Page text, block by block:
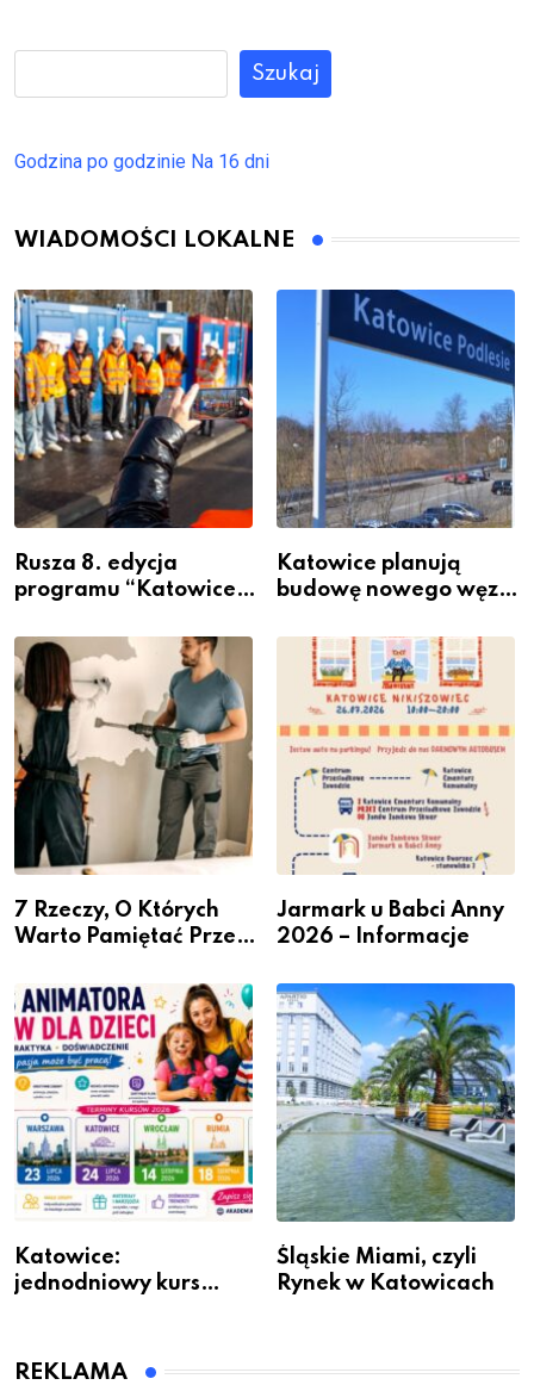
Szukaj
Godzina po godzinie Na 16 dni
WIADOMOŚCI LOKALNE
Rusza 8. edycja
programu “Katowice
– nabór dla
przedsiębiorców
Katowice planują
budowę nowego węzła
Podlesiu
7 Rzeczy, O Których
Warto Pamiętać Przed
Jarmark u Babci Anny
2026 – Informacje
Katowice:
jednodniowy kurs
dzieci
Śląskie Miami, czyli
Rynek w Katowicach
REKLAMA